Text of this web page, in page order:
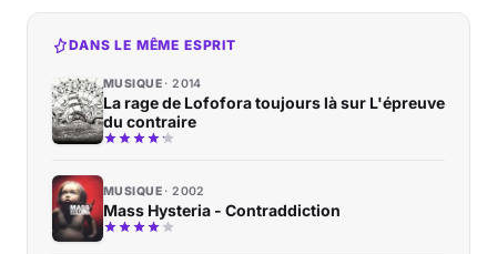
DANS LE MÊME ESPRIT
MUSIQUE 2014
La rage de Lofofora toujours là sur L'épreuve
du contraire
MUSIQUE 2002
Mass Hysteria - Contraddiction